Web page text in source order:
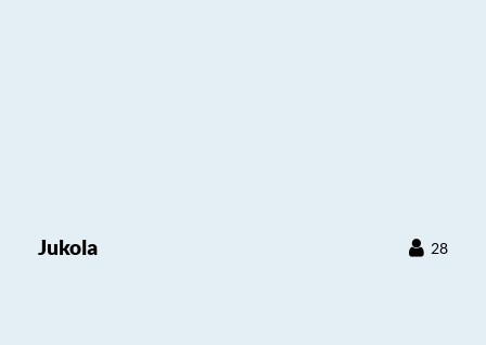
Jukola 28